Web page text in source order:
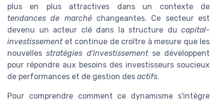
plus en plus attractives dans un contexte de
tendances de marchéchangeantes. Ce secteur est
devenu un acteur clé dans la structure du capital-
investissementet continue de croître à mesure que les
nouvellesstratégies d'investissementse développent
pour répondre aux besoins des investisseurs soucieux
de performances et de gestion des actifs.
Pour comprendre comment ce dynamisme s'intègre